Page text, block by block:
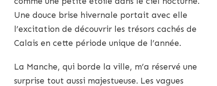
Une douce brise hivernale portait avec elle
l’excitation de découvrir les trésors cachés de
Calais en cette période unique de l’année.
La Manche, qui borde la ville, m’a réservé une
surprise tout aussi majestueuse. Les vagues